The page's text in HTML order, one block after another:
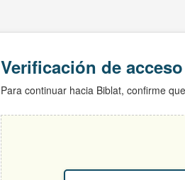
Verificación de acceso
Para continuar hacia Biblat, confirme